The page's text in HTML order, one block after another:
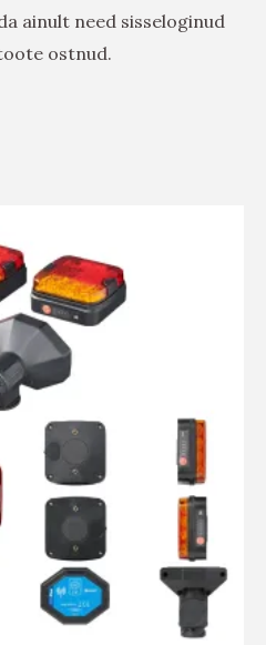
ainult need sisseloginud
ostnud.